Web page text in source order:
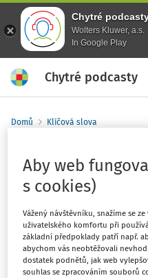
Chytré
Wolters Kluwer, a.s.
In Google Play
Chytré podcasty
Domů Klíčová slova
Sledovat klíčové slovo
Počet vyhledaných
Řadit podle: Nejnovější
Aby web
s cookies)
Vážený návštěvníku, snažíme se
uživatelského komfortu při
základní předpoklady patří např.
abychom vás neobtěžovali
dostatek podnětů, jak web
souhlas se zpracováním souborů